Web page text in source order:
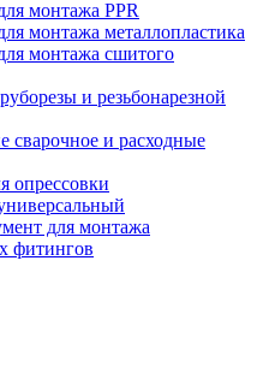
монтажа PPR
монтажа металлопластика
монтажа сшитого
и резьбонарезной
сварочное и расходные
опрессовки
для монтажа
фитингов